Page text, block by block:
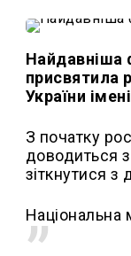
Найдавніша
присвятила
України
З початку
доводиться
зіткнутися
Національна